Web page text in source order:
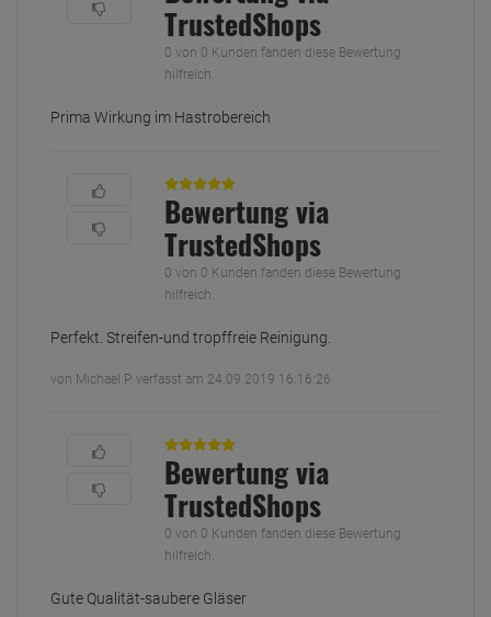
TrustedShops
0 von 0 Kunden fanden diese Bewertung
hilfreich.
Prima Wirkung im Hastrobereich
Bewertung via
TrustedShops
0 von 0 Kunden fanden diese Bewertung
hilfreich.
Perfekt. Streifen-und tropffreie Reinigung.
von Michael P. verfasst am 24.09.2019 16:16:26
Bewertung via
TrustedShops
0 von 0 Kunden fanden diese Bewertung
hilfreich.
Gute Qualität-saubere Gläser